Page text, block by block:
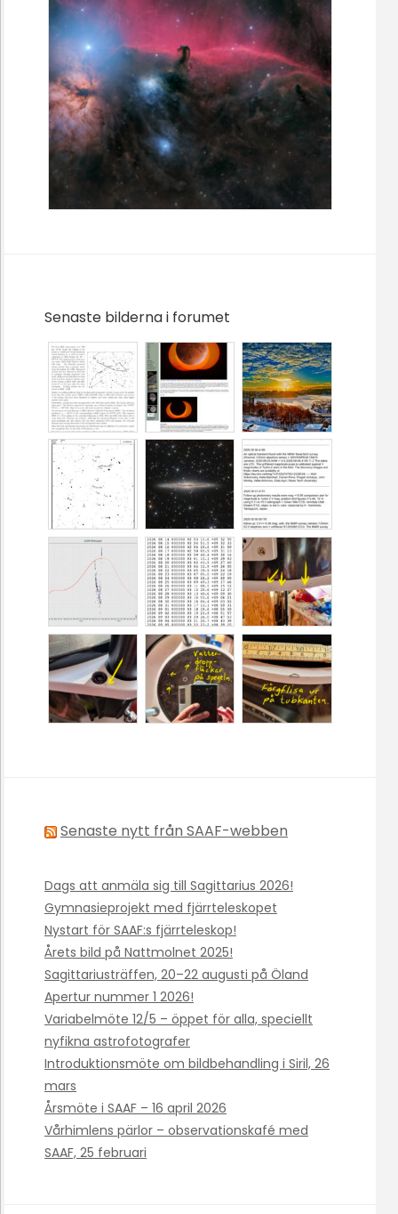
Senaste bilderna i forumet
Senaste nytt från SAAF-webben
Dags att anmäla sig till Sagittarius 2026!
Gymnasieprojekt med fjärrteleskopet
Nystart för SAAF:s fjärrteleskop!
Årets bild på Nattmolnet 2025!
Sagittariusträffen, 20–22 augusti på Öland
Apertur nummer 1 2026!
Variabelmöte 12/5 – öppet för alla, speciellt
nyfikna astrofotografer
Introduktionsmöte om bildbehandling i Siril, 26
mars
Årsmöte i SAAF – 16 april 2026
Vårhimlens pärlor – observationskafé med
SAAF, 25 februari